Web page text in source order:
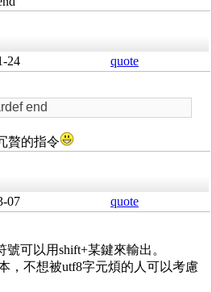
24 quote
end
贅的指令
07
quote
號可以用shift+某鍵來輸出。
，不想被utf8字元煩的人可以考慮